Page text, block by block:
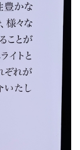
真だけ貼ってお
か悪口を言う
は……。まぁ、
題ないんです